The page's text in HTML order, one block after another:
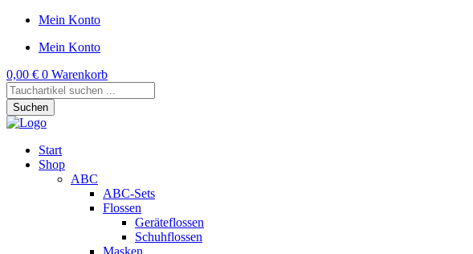
Mein Konto
Mein Konto
0,00 € 0 Warenkorb
Products
search
Suchen
Start
Shop
ABC
ABC-Sets
Flossen
Geräteflossen
Schuhflossen
Masken